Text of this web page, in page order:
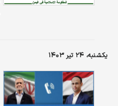
یکشنبه، ۲۴ تیر ۱۴۰۳